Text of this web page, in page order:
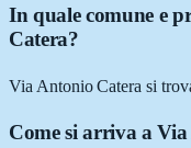
In quale comune e
Catera?
Via Antonio Catera si
Come si arriva a